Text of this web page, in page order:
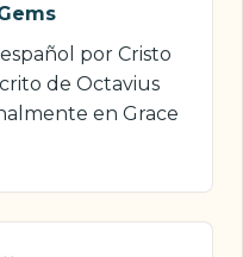
por Cristo
de Octavius
en Grace